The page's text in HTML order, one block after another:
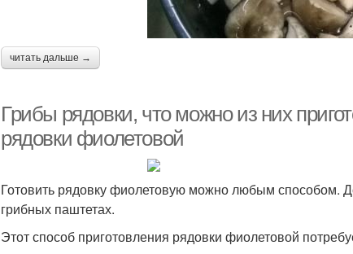
читать дальше →
Грибы рядовки, что можно из них
рядовки фиолетовой
Готовить рядовку фиолетовую можно любым способом.
грибных паштетах.
Этот способ приготовления рядовки фиолетовой